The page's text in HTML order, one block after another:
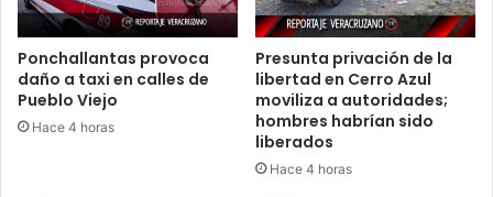
Ponchallantas provoca
daño a taxi en calles de
Pueblo Viejo
Hace 4 horas
Presunta privación de la
libertad en Cerro Azul
moviliza a autoridades;
hombres habrían sido
liberados
Hace 4 horas